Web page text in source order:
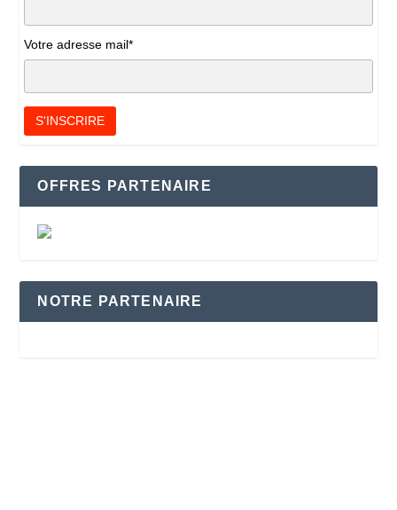
Votre adresse mail*
OFFRES PARTENAIRE
NOTRE PARTENAIRE